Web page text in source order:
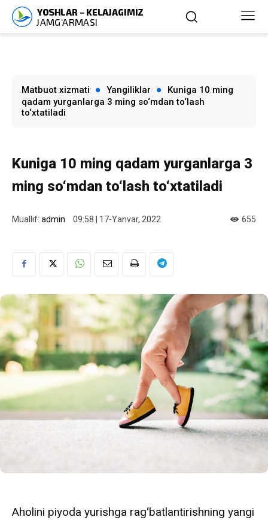
Matbuot xizmati Yangiliklar
Kuniga 10 ming
qadam yurganlarga 3 ming so‘mdan to‘lash
to‘xtatiladi
Kuniga 10 ming qadam yurganlarga 3
ming so‘mdan to‘lash to‘xtatiladi
Muallif: admin 09:58 | 17-Yanvar, 2022 655
Aholini piyoda yurishga rag‘batlantirishning yangi